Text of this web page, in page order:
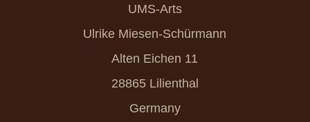
UMS-Arts
Ulrike Miesen-Schürmann
Alten Eichen 11
28865 Lilienthal
Germany